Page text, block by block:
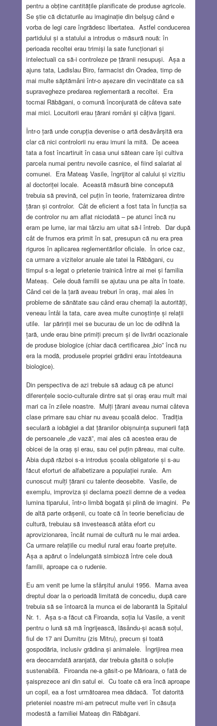
pentru a obține cantitățile planificate de produse agricole.
Se știe că dictaturile au imaginație din belșug când e
vorba de legi care îngrădesc libertatea. Astfel conducerea
partidului și a statului a introdus o măsură nouă: în
perioada recoltei erau trimiși la sate funcționari și
intelectuali ca să-i controleze pe țăranii nesupuși. Așa a
ajuns tata, Ladislau Biro, farmacist din Oradea, timp de
mai multe săptămâni într-o așezare din vecinătate ca să
supravegheze predarea reglementară a recoltei. Era
tocmai Răbăgani, o comună înconjurată de câteva sate
mai mici. Locuitorii erau țărani români și câțiva țigani.
Într-o țară unde corupția devenise o artă desăvârșită era
clar că nici controlorii nu erau imuni la mită. De aceea
tata a fost încartiruit în casa unui sătean care își cultiva
parcela numai pentru nevoile casnice, el fiind salariat al
comunei. Era Mateaş Vasile, îngrijitor al calului și vizitiu
al doctoriței locale. Această măsură bine concepută
trebuia să prevină, cel puțin în teorie, fraternizarea dintre
țăran și controlor. Cât de eficient a fost tata în funcția sa
de controlor nu am aflat niciodată – pe atunci încă nu
eram pe lume, iar mai târziu am uitat să-l întreb. Dar după
cât de frumos era primit în sat, presupun că nu era prea
riguros în aplicarea reglementărilor oficiale. În orice caz,
ca urmare a vizitelor anuale ale tatei la Răbăgani, cu
timpul s-a legat o prietenie trainică între ai mei și familia
Mateaș. Cele două familii se ajutau una pe alta în toate.
Când cei de la țară aveau treburi în oraș, mai ales în
probleme de sănătate sau când erau chemați la autorități,
veneau întâi la tata, care avea multe cunoștințe și relații
utile. Iar părinții mei se bucurau de un loc de odihnă la
țară, unde erau bine primiți precum și de livrări ocazionale
de produse biologice (chiar dacă certificarea „bio” încă nu
era la modă, produsele propriei grădini erau întotdeauna
biologice).
Din perspectiva de azi trebuie să adaug că pe atunci
diferențele socio-culturale dintre sat și oraș erau mult mai
mari ca în zilele noastre. Mulți țărani aveau numai câteva
clase primare sau chiar nu aveau școală deloc. Tradiția
seculară a iobăgiei a dat țăranilor obișnuința supunerii față
de persoanele „de vază”, mai ales că acestea erau de
obicei de la oraș și erau, sau cel puțin păreau, mai culte.
Abia după război s-a introdus școala obligatorie și s-au
făcut eforturi de alfabetizare a populației rurale. Am
cunoscut mulți țărani cu talente deosebite. Vasile, de
exemplu, improviza și declama poezii demne de a vedea
lumina tiparului, într-o limbă bogată și plină de imagini. Pe
de altă parte orășenii, cu toate că în teorie beneficiau de
cultură, trebuiau să investească atâta efort cu
aprovizionarea, încât numai de cultură nu le mai ardea.
Ca urmare relațiile cu mediul rural erau foarte prețuite.
Așa a apărut o îndelungată simbioză între cele două
familii, aproape ca o rudenie.
Eu am venit pe lume la sfârșitul anului 1956. Mama avea
dreptul doar la o perioadă limitată de concediu, după care
trebuia să se întoarcă la munca ei de laborantă la Spitalul
Nr. 1. Așa s-a făcut că Firoanda, soția lui Vasile, a venit
pentru o lună să mă îngrijească, lăsându-și acasă soțul,
fiul de 17 ani Dumitru (zis Mitru), precum și toată
gospodăria, inclusiv grădina și animalele. Îngrijirea mea
era deocamdată aranjată, dar trebuia găsită o soluție
sustenabilă. Firoanda ne-a găsit-o pe Mărioara, o fată de
șaisprezece ani din satul ei. Cu toate că era încă aproape
un copil, ea a fost următoarea mea dădacă. Tot datorită
prieteniei noastre mi-am petrecut multe veri în căsuța
modestă a familiei Mateaș din Răbăgani.